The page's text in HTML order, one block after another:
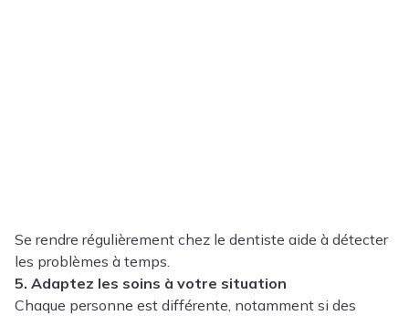
Se rendre régulièrement chez le dentiste aide à détecter
les problèmes à temps.
5. Adaptez les soins à votre situation
Chaque personne est différente, notamment si des